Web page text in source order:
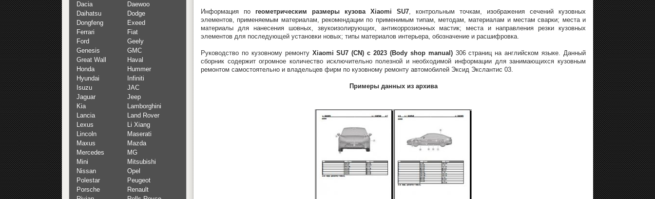
Информация по геометрическим размеры кузова Xiaomi SU7 , контрольным точкам, изображения сечений кузовных
элементов, применяемым материалам, рекомендации по применимым типам, методам, материалам и местам сварки; места и
материалы для нанесения шовных, звукоизолирующих, антикоррозионных мастик; места и направления резки кузовных
элементов для последующей установки новых; типы материалов интерьера, обозначение и расшифровка.
Руководство по кузовному ремонту Xiaomi SU7 (CN) с 2023 (Body shop manual)306 страниц на английском языке. Данный
сборник содержит огромное количество исключительно полезной и необходимой информации для занимающихся кузовным
ремонтом самостоятельно и владельцев фирм по кузовному ремонту автомобилей Эксид Экслантис 03.
Примеры данных из архива
Dacia
Daewoo
Daihatsu
Dodge
Dongfeng
Exeed
Ferrari
Fiat
Ford
Geely
Genesis
GMC
Great Wall
Haval
Honda
Hummer
Hyundai
Infiniti
Isuzu
JAC
Jaguar
Jeep
Kia
Lamborghini
Lancia
Land Rover
Lexus
Li Xiang
Lincoln
Maserati
Maxus
Mazda
Mercedes
MG
Mini
Mitsubishi
Nissan
Opel
Polestar
Peugeot
Porsche
Renault